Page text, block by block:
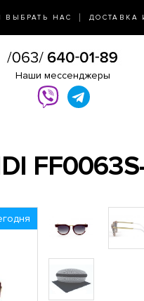
ВЫБРАТЬ НАС ДОСТАВКА
Наши мессенджеры
FF0063S-